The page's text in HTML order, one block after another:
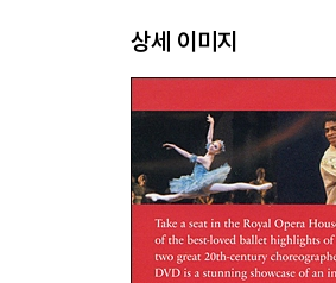
상세 이미지